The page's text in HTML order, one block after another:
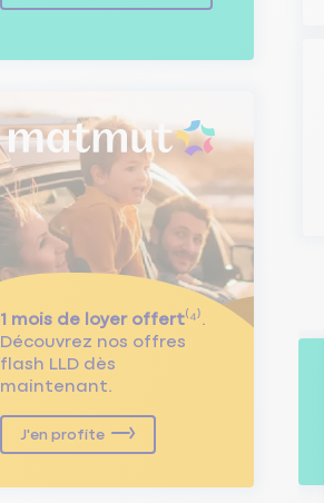
1 mois de loyer offert⁽⁴⁾.
Découvrez nos offres
flash LLD dès
maintenant.
J'en profite